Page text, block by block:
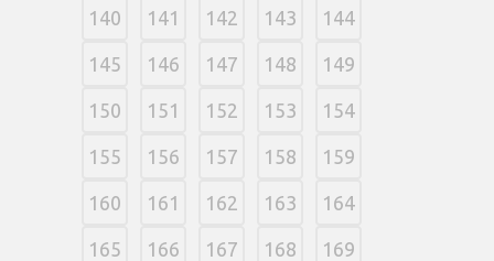
140 141 142 143 144
145 146 147 148 149
150 151 152 153 154
155 156 157 158 159
160 161 162 163 164
165 166 167 168 169